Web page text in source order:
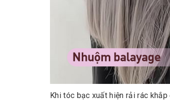
Khi tóc bạc xuất hiện rải rác